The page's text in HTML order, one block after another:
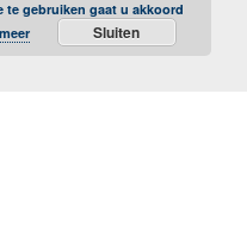
te gebruiken gaat u akkoord
Sluiten